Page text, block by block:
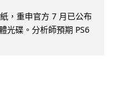
，重申官方 7 月已公布
光碟。分析師預期 PS6